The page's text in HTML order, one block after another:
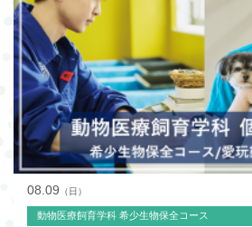
08.09 （日）
動物医療飼育学科 希少生物保全コース